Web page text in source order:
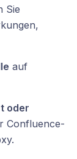
Sie
auf
oder
Confluence-